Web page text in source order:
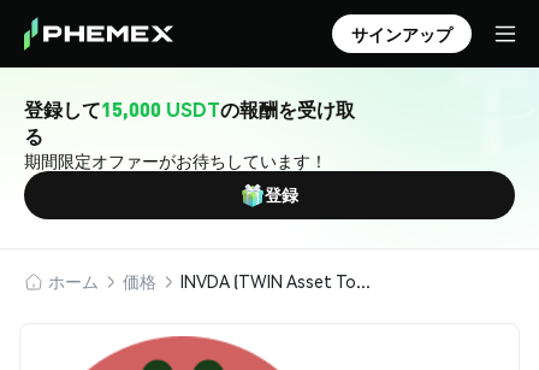
サインアップ
登録して15,000 USDTの報酬を受け取
る
期間限定オファーがお待ちしています！
登録
ホーム 価格 INVDA (TWIN Asset Token iNVDA Short)